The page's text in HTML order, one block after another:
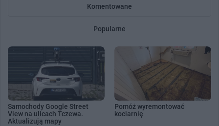
Komentowane
Popularne
Samochody Google Street
View na ulicach Tczewa.
Aktualizują mapy
Pomóż wyremontować
kociarnię